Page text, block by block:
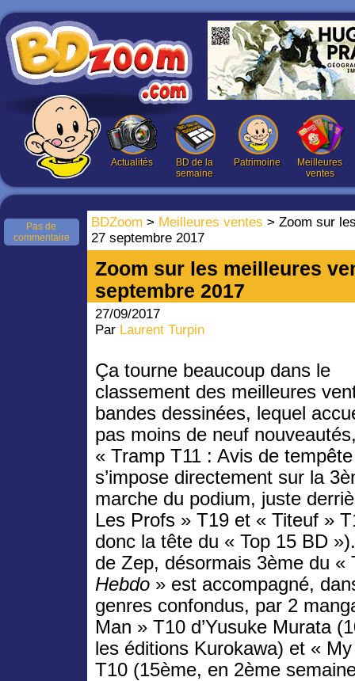
Actualités
BD de la
semaine
Patrimoine
Meilleures
ventes
BDZoom > Meilleures ventes > Zoom sur
27 septembre 2017
Pas de
commentaire
Zoom sur les meilleures
septembre 2017
27/09/2017
Par Laurent Turpin
Ça tourne beaucoup dans le
classement des meilleures
bandes dessinées, lequel
pas moins de neuf
« Tramp T11 : Avis de
s’impose directement sur la
marche du podium, juste
Les Profs » T19 et « Titeuf »
donc la tête du « Top 15 BD
de Zep, désormais 3ème du «
Hebdo » est accompagné,
genres confondus, par 2
Man » T10 d’Yusuke Murata
les éditions Kurokawa) et «
T10 (15ème, en 2ème